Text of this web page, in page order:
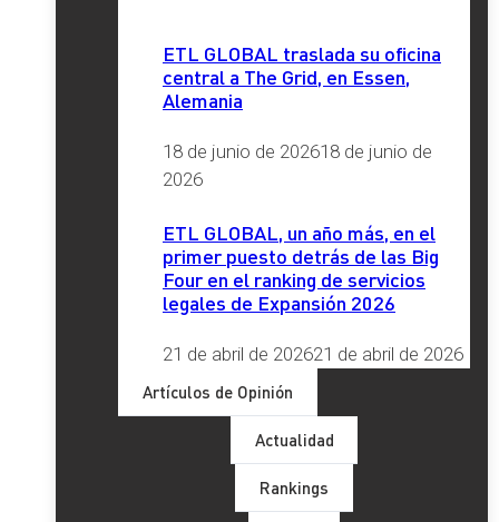
ETL GLOBAL traslada su oficina
central a The Grid, en Essen,
Alemania
18 de junio de 202618 de junio de
2026
ETL GLOBAL, un año más, en el
primer puesto detrás de las Big
Four en el ranking de servicios
legales de Expansión 2026
21 de abril de 202621 de abril de 2026
Artículos de Opinión
Actualidad
Rankings